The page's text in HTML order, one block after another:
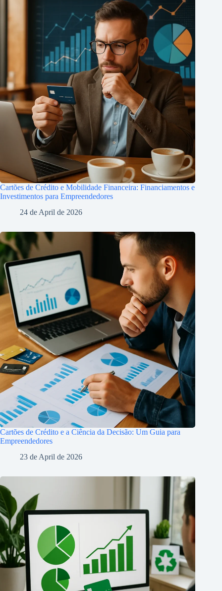
Cartões de Crédito e Mobilidade Financeira: Financiamentos e
Investimentos para Empreendedores
24 de April de 2026
Cartões de Crédito e a Ciência da Decisão: Um Guia para
Empreendedores
23 de April de 2026